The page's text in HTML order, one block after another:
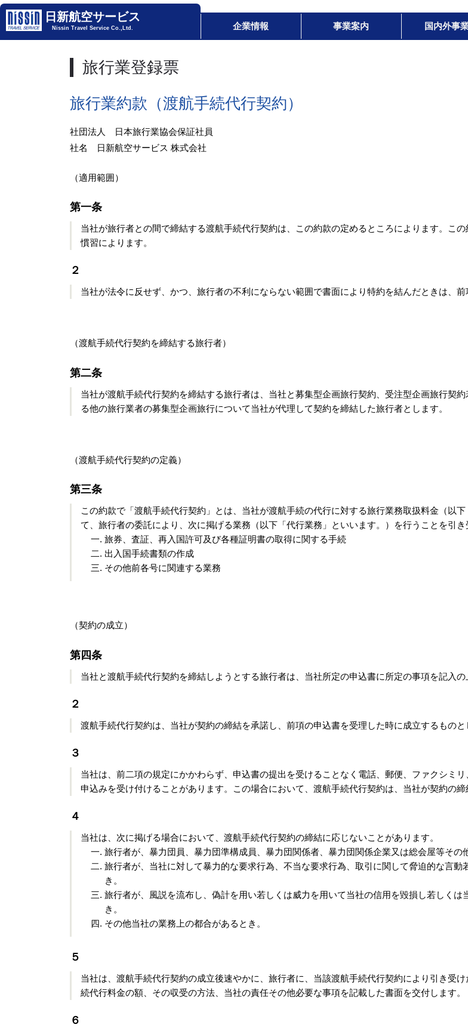
日新航空サービス
Nissin Travel Service Co.,Ltd. 企業情報 事業案内 国内外事
旅行業登録票
旅行業約款（渡航手続代行契約）
社団法人 日本旅行業協会保証社員
社名 日新航空サービス 株式会社
（適用範囲）
第一条
当社が旅行者との間で締結する渡航手続代行契約は、この約款の定めるところによります。こ
慣習によります。
２
当社が法令に反せず、かつ、旅行者の不利にならない範囲で書面により特約を結んだときは、
（渡航手続代行契約を締結する旅行者）
第二条
当社が渡航手続代行契約を締結する旅行者は、当社と募集型企画旅行契約、受注型企画旅行契
る他の旅行業者の募集型企画旅行について当社が代理して契約を締結した旅行者とします。
（渡航手続代行契約の定義）
第三条
この約款で「渡航手続代行契約」とは、当社が渡航手続の代行に対する旅行業務取扱料金（以
て、旅行者の委託により、次に掲げる業務（以下「代行業務」といいます。）を行うことを引き
旅券、査証、再入国許可及び各種証明書の取得に関する手続
出入国手続書類の作成
その他前各号に関連する業務
（契約の成立）
第四条
当社と渡航手続代行契約を締結しようとする旅行者は、当社所定の申込書に所定の事項を記入の
２
渡航手続代行契約は、当社が契約の締結を承諾し、前項の申込書を受理した時に成立するものと
３
当社は、前二項の規定にかかわらず、申込書の提出を受けることなく電話、郵便、ファクシミ
申込みを受け付けることがあります。この場合において、渡航手続代行契約は、当社が契約の締
４
当社は、次に掲げる場合において、渡航手続代行契約の締結に応じないことがあります。
旅行者が、暴力団員、暴力団準構成員、暴力団関係者、暴力団関係企業又は総会屋等その
旅行者が、当社に対して暴力的な要求行為、不当な要求行為、取引に関して脅迫的な言
き。
旅行者が、風説を流布し、偽計を用い若しくは威力を用いて当社の信用を毀損し若しく
き。
その他当社の業務上の都合があるとき。
５
当社は、渡航手続代行契約の成立後速やかに、旅行者に、当該渡航手続代行契約により引き受
続代行料金の額、その収受の方法、当社の責任その他必要な事項を記載した書面を交付します。
６